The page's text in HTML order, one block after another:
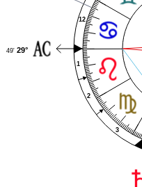
1
2
3
12
29°
49'